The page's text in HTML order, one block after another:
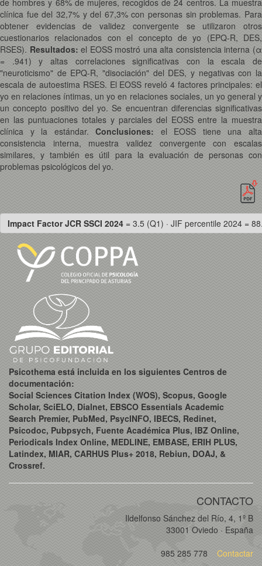
de hombres y 68% de mujeres, recogidos de 24 centros. La muestra
clínica fue del 32,7% y del 67,3% con personas sin problemas. Para
obtener evidencias de validez convergente se utilizaron otros
cuestionarios relacionados con el concepto de yo (EPQ-R, DES,
RSES). Resultados:el EOSS mostró una alta consistencia interna (α
= .941) y altas correlaciones significativas con la escala de
"neuroticismo" de EPQ-R, "disociación" del DES, y negativas con la
escala de autoestima RSES. El EOSS reveló 4 factores principales: el
yo en relaciones íntimas, un yo en relaciones sociales, un yo general y
un concepto positivo del yo. Se encuentran diferencias significativas
en las puntuaciones totales y parciales del EOSS entre la muestra
clínica y la estándar.Conclusiones: el EOSS tiene una alta
consistencia interna, muestra validez convergente con escalas
similares, y también es útil para la evaluación de personas con
problemas psicológicos del yo.
Impact Factor JCR SSCI 2024 = 3.5 (Q1) · JIF percentile 2024 =
Psicothema está incluida en los siguientes Centros de
documentación:
Social Sciences Citation Index (WOS), Scopus, Google
Scholar, SciELO, Dialnet, EBSCO Essentials Academic
Search Premier, PubMed, PsycINFO, IBECS, Redinet,
Psicodoc, Pubpsych, Fuente Académica Plus, IBZ Online,
Periodicals Index Online, MEDLINE, EMBASE, ERIH PLUS,
Latindex, MIAR, CARHUS Plus+ 2018, Rebiun, DOAJ, &
Crossref.
CONTACTO
Ildelfonso Sánchez del Río, 4, 1º B
33001 Oviedo · España
985 285 778
Contactar